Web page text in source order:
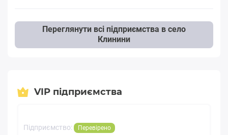
Переглянути всі підприємства в село
Клинини
VIP підприємства
Підприємство: Перевірено